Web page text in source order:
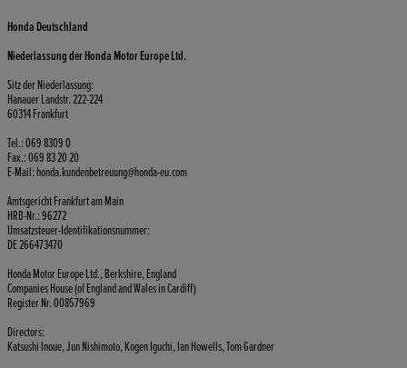
Honda Deutschland
Niederlassung der Honda Motor Europe Ltd.
Sitz der Niederlassung:
Hanauer Landstr. 222-224
60314 Frankfurt
Tel.: 069 8309 0
Fax.: 069 83 20 20
E-Mail: honda.kundenbetreuung@honda-eu.com
Amtsgericht Frankfurt am Main
HRB-Nr.: 96272
Umsatzsteuer-Identifikationsnummer:
DE 266473470
Honda Motor Europe Ltd., Berkshire, England
Companies House (of England and Wales in Cardiff)
Register Nr. 00857969
Directors:
Katsushi Inoue, Jun Nishimoto, Kogen Iguchi, Ian Howells, Tom Gardner